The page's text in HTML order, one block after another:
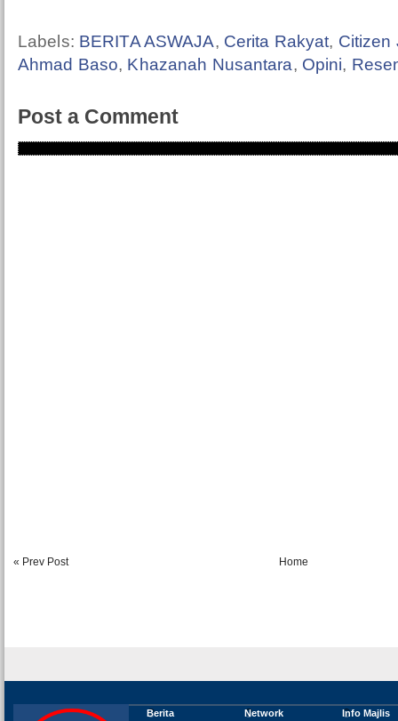
Labels: BERITA ASWAJA, Cerita Rakyat, Citizen
Ahmad Baso, Khazanah Nusantara, Opini,
Post a Comment
« Prev Post Home
Berita
Network
Info Majlis